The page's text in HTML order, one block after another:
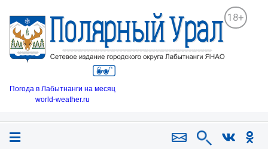
18+
Погода в Лабытнанги на месяц
world-weather.ru